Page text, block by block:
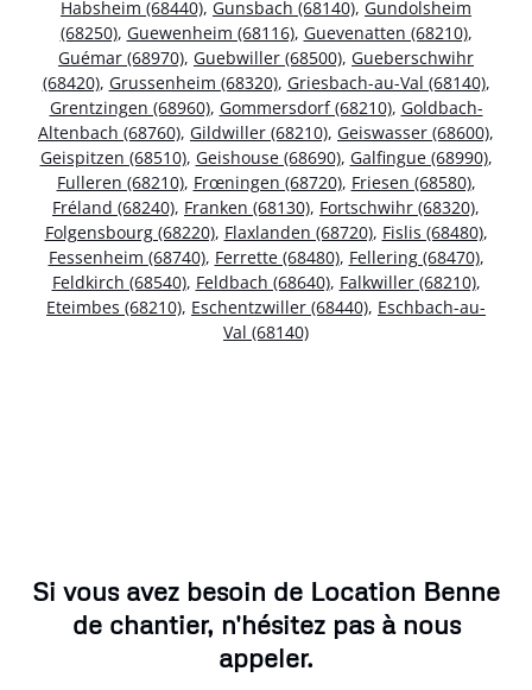
Habsheim (68440), Gunsbach (68140), Gundolsheim
(68250), Guewenheim (68116), Guevenatten (68210),
Guémar (68970), Guebwiller (68500), Gueberschwihr
(68420), Grussenheim (68320), Griesbach-au-Val (68140),
Grentzingen (68960), Gommersdorf (68210), Goldbach-
Altenbach (68760), Gildwiller (68210), Geiswasser (68600),
Geispitzen (68510), Geishouse (68690), Galfingue (68990),
Fulleren (68210), Frœningen (68720), Friesen (68580),
Fréland (68240), Franken (68130), Fortschwihr (68320),
Folgensbourg (68220), Flaxlanden (68720), Fislis (68480),
Fessenheim (68740), Ferrette (68480), Fellering (68470),
Feldkirch (68540), Feldbach (68640), Falkwiller (68210),
Eteimbes (68210), Eschentzwiller (68440), Eschbach-au-
Val (68140)
Si vous avez besoin de Location Benne
de chantier, n'hésitez pas à nous
appeler.